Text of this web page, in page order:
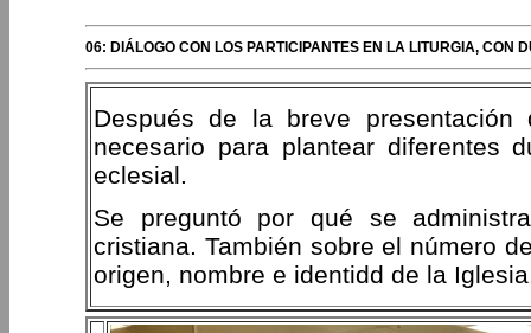
06: DIÁLOGO CON LOS PARTICIPANTES EN LA LITURGIA, CON
Después de la breve
necesario para plantear diferentes
eclesial.
Se preguntó por qué se
cristiana. También sobre el número
origen, nombre e identidd de la